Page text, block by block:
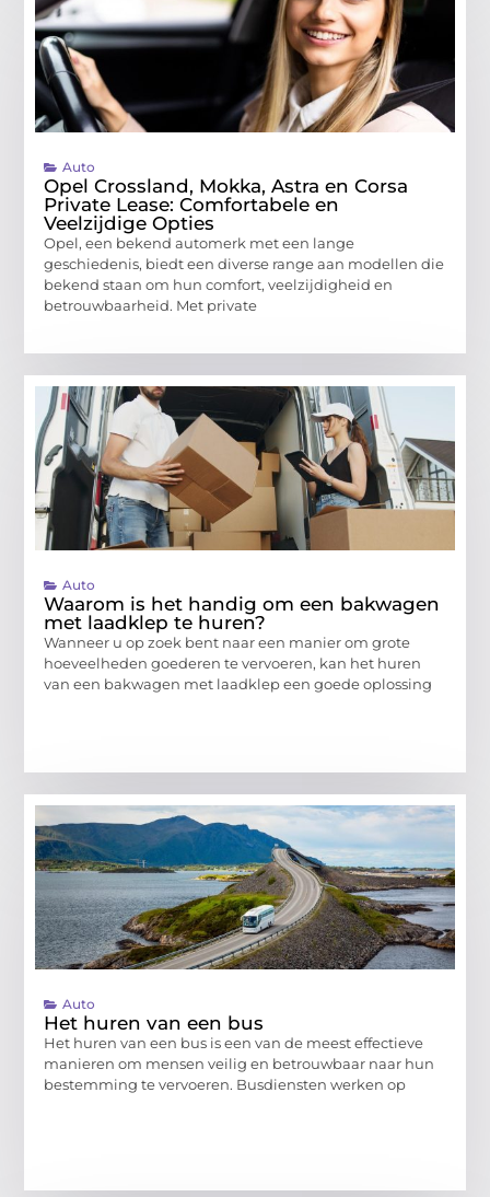
Auto
Opel Crossland, Mokka, Astra en Corsa
Private Lease: Comfortabele en
Veelzijdige Opties
Opel, een bekend automerk met een lange
geschiedenis, biedt een diverse range aan modellen die
bekend staan om hun comfort, veelzijdigheid en
betrouwbaarheid. Met private
Auto
Waarom is het handig om een bakwagen
met laadklep te huren?
Wanneer u op zoek bent naar een manier om grote
hoeveelheden goederen te vervoeren, kan het huren
van een bakwagen met laadklep een goede oplossing
Auto
Het huren van een bus
Het huren van een bus is een van de meest effectieve
manieren om mensen veilig en betrouwbaar naar hun
bestemming te vervoeren. Busdiensten werken op